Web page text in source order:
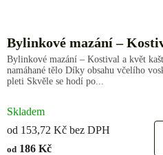
Bylinkové mazání –
Bylinkové mazání – Kostival a květ
namáhané tělo Díky obsahu včelího
pleti Skvěle se hodí po...
Skladem
od 153,72 Kč bez DPH
od 186 Kč